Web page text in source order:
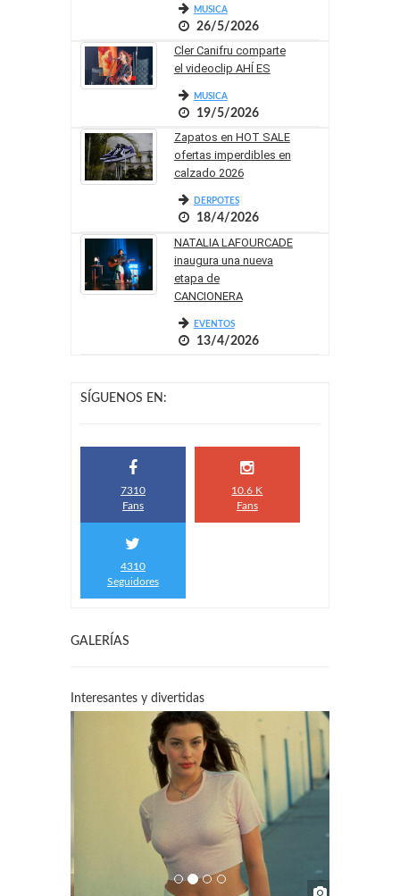
MUSICA
26/5/2026
Cler Canifru comparte
el videoclip AHÍ ES
MUSICA
19/5/2026
Zapatos en HOT SALE
ofertas imperdibles en
calzado 2026
DERPOTES
18/4/2026
NATALIA LAFOURCADE
inaugura una nueva
etapa de
CANCIONERA
EVENTOS
13/4/2026
SÍGUENOS EN:
7310
Fans
10.6 K
Fans
4310
Seguidores
GALERÍAS
Interesantes y divertidas